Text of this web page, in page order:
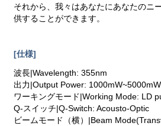
それから、我々はあなたにあなたのニ
供することができます。
[仕様]
波長|Wavelength: 355nm
出力|Output Power:
ワーキングモード|Working Mode: LD
Q-スイッチ|Q-Switch: Acousto-Optic
ビームモード（横）|Beam